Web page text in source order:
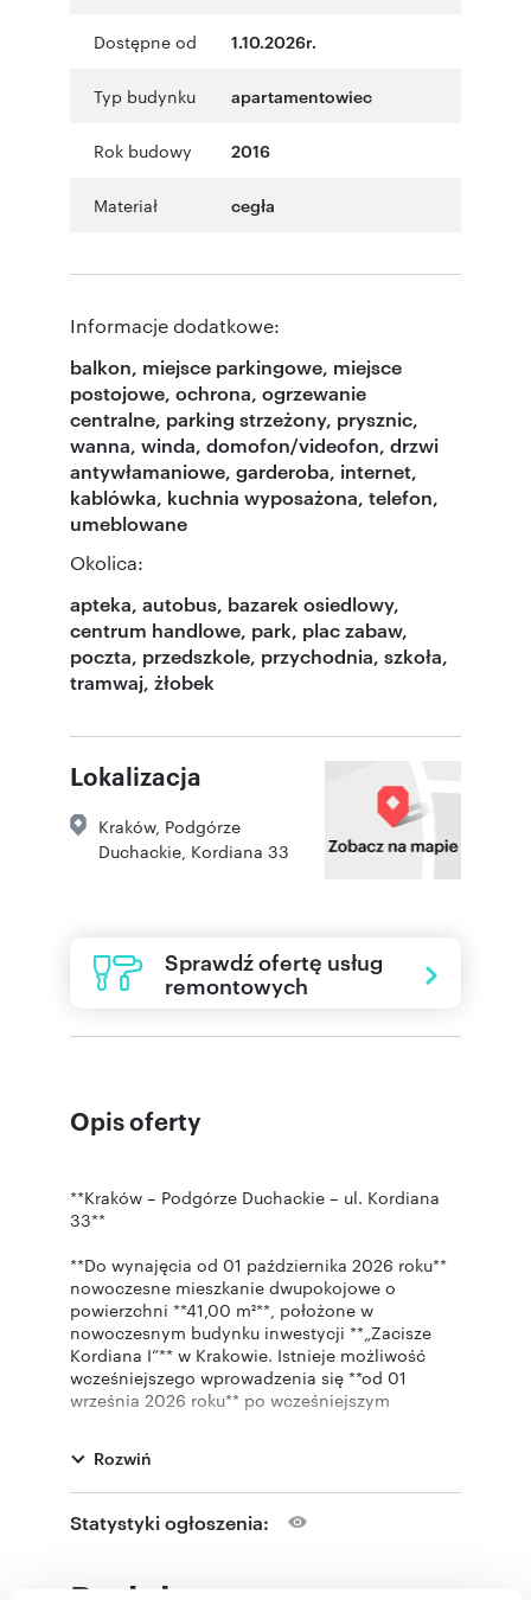
Dostępne od 1.10.2026r.
Typ budynku apartamentowiec
Rok budowy 2016
Materiał cegła
Informacje dodatkowe:
balkon, miejsce parkingowe, miejsce
postojowe, ochrona, ogrzewanie
centralne, parking strzeżony, prysznic,
wanna, winda, domofon/videofon, drzwi
antywłamaniowe, garderoba, internet,
kablówka, kuchnia wyposażona, telefon,
umeblowane
Okolica:
apteka, autobus, bazarek osiedlowy,
centrum handlowe, park, plac zabaw,
poczta, przedszkole, przychodnia, szkoła,
tramwaj, żłobek
Lokalizacja
Kraków, Podgórze
Duchackie Kordiana 33
Sprawdź ofertę usług
remontowych
Opis oferty
**Kraków – Podgórze Duchackie – ul. Kordiana
33**
**Do wynajęcia od 01 października 2026 roku**
nowoczesne mieszkanie dwupokojowe o
powierzchni **41,00 m²**, położone w
nowoczesnym budynku inwestycji **„Zacisze
Kordiana I”** w Krakowie. Istnieje możliwość
wcześniejszego wprowadzenia się **od 01
września 2026 roku** po wcześniejszym
Mieszkanie znajduje się na **6. piętrze**
budynku wielorodzinnego, od strony
południowej, dzięki czemu jest bardzo dobrze
doświetlone. Składa się z salonu z aneksem
Rozwiń
Statystyki ogłoszenia: